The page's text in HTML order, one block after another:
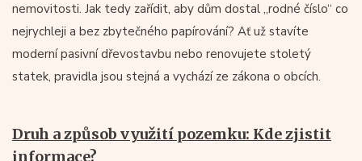
nemovitosti. Jak tedy zařídit, aby dům dostal „rodné číslo“ co
nejrychleji a bez zbytečného papírování? Ať už stavíte
moderní pasivní dřevostavbu nebo renovujete stoletý
statek, pravidla jsou stejná a vychází ze zákona o obcích.
Druh a způsob využití pozemku: Kde zjistit
informace?